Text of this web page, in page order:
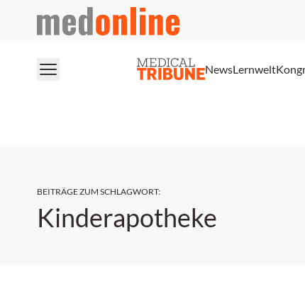
medonline
NewsLernwelt
BEITRÄGE ZUM SCHLAGWORT:
Kinderapotheke